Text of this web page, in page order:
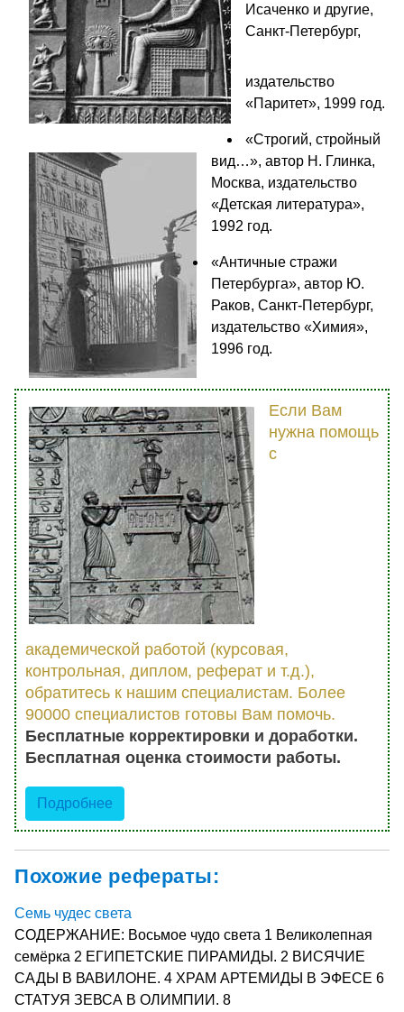
Исаченко и другие,
Санкт-Петербург,
издательство
«Паритет», 1999 год.
«Строгий, стройный
вид…», автор Н. Глинка,
Москва, издательство
«Детская литература»,
1992 год.
«Античные стражи
Петербурга», автор Ю.
Раков, Санкт-Петербург,
издательство «Химия»,
1996 год.
Если Вам
нужна помощь
с
академической работой (курсовая,
контрольная, диплом, реферат и т.д.),
обратитесь к нашим специалистам. Более
90000 специалистов готовы Вам помочь.
Бесплатные корректировки и доработки.
Бесплатная оценка стоимости работы.
Подробнее
Похожие рефераты:
Семь чудес света
СОДЕРЖАНИЕ: Восьмое чудо света 1 Великолепная
семёрка 2 ЕГИПЕТСКИЕ ПИРАМИДЫ. 2 ВИСЯЧИЕ
САДЫ В ВАВИЛОНЕ. 4 ХРАМ АРТЕМИДЫ В ЭФЕСЕ 6
СТАТУЯ ЗЕВСА В ОЛИМПИИ. 8